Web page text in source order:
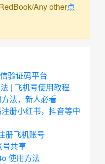
Any other点
验证码平台
| 飞机号使用教程
方法，新人必看
册小红书，抖音等中
册飞机账号
号共享
使用方法